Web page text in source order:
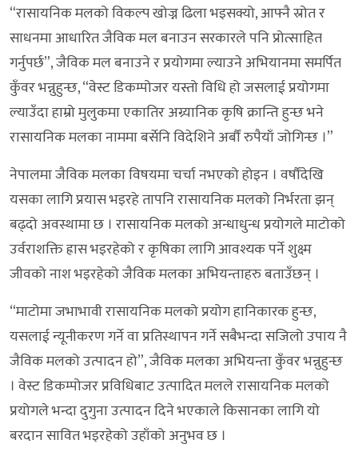
“रासायनिक मलको विकल्प खोज्न ढिला भइसक्यो, आफ्नै स्रोत र
साधनमा आधारित जैविक मल बनाउन सरकारले पनि प्रोत्साहित
गर्नुपर्छ”, जैविक मल बनाउने र प्रयोगमा ल्याउने अभियानमा समर्पित
कुँवर भन्नुहुन्छ, “वेस्ट डिकम्पोजर यस्तो विधि हो जसलाई प्रयोगमा
ल्याउँदा हाम्रो मुलुकमा एकातिर अग्र्यानिक कृषि क्रान्ति हुन्छ भने
रासायनिक मलका नाममा बर्सेनि विदेशिने अर्बौं रुपैयाँ जोगिन्छ ।”
नेपालमा जैविक मलका विषयमा चर्चा नभएको होइन । वर्षौंदेखि
यसका लागि प्रयास भइरहे तापनि रासायनिक मलको निर्भरता झन्
बढ्दो अवस्थामा छ । रासायनिक मलको अन्धाधुन्ध प्रयोगले माटोको
उर्वराशक्ति ह्रास भइरहेको र कृषिका लागि आवश्यक पर्ने शुक्ष्म
जीवको नाश भइरहेको जैविक मलका अभियन्ताहरु बताउँछन् ।
“माटोमा जभाभावी रासायनिक मलको प्रयोग हानिकारक हुन्छ,
यसलाई न्यूनीकरण गर्ने वा प्रतिस्थापन गर्ने सबैभन्दा सजिलो उपाय नै
जैविक मलको उत्पादन हो”, जैविक मलका अभियन्ता कुँवर भन्नुहुन्छ
। वेस्ट डिकम्पोजर प्रविधिबाट उत्पादित मलले रासायनिक मलको
प्रयोगले भन्दा दुगुना उत्पादन दिने भएकाले किसानका लागि यो
बरदान सावित भइरहेको उहाँको अनुभव छ ।